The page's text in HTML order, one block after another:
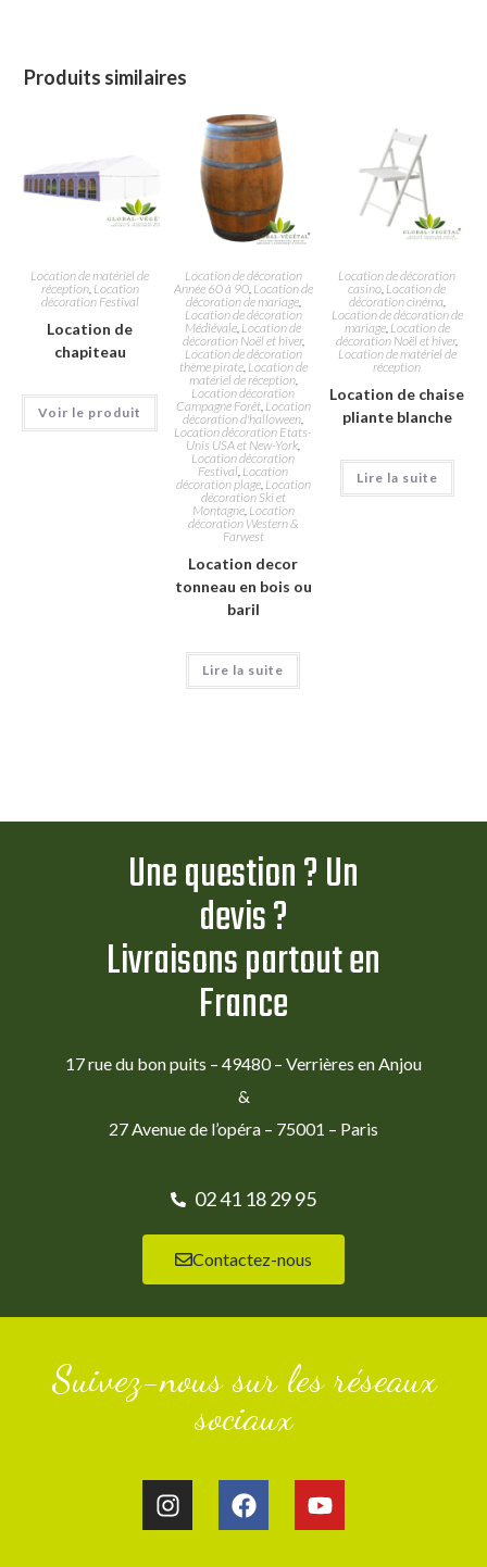
Produits similaires
Location de matériel de
réception, Location
décoration Festival
Location de
chapiteau
Voir le produit
Location de décoration
Année 60 à 90, Location de
décoration de mariage,
Location de décoration
Médiévale Location de
décoration Noël et hiver,
Location de décoration
thème pirate, Location de
matériel de réception,
Location décoration
Campagne Forêt, Location
décoration d'halloween
Location décoration Etats-
Unis USA et New-York
Location décoration
Festival Location
décoration plage, Location
décoration Ski et
Montagne, Location
décoration Western &
Farwest
Location decor
tonneau en bois ou
baril
Lire la suite
Location de décoration
casino Location de
décoration cinéma
Location de décoration de
mariage, Location de
décoration Noël et hiver,
Location de matériel de
réception
Location de chaise
pliante blanche
Lire la suite
Une question ? Un
devis ?
Livraisons partout en
France
17 rue du bon puits – 49480 – Verrières en Anjou
&
27 Avenue de l’opéra – 75001 – Paris
02 41 18 29 95
Contactez-nous
Suivez-nous sur les réseaux
sociaux